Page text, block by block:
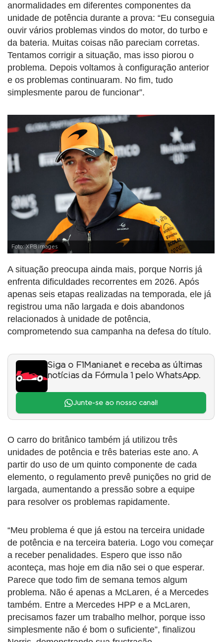
anormalidades em diferentes componentes da
unidade de potência durante a prova: “Eu conseguia
ouvir vários problemas vindos do motor, do turbo e
da bateria. Muitas coisas não pareciam corretas.
Tentamos corrigir a situação, mas isso piorou o
problema. Depois voltamos à configuração anterior
e os problemas continuaram. No fim, tudo
simplesmente parou de funcionar”.
Foto: XPB Images
A situação preocupa ainda mais, porque Norris já
enfrenta dificuldades recorrentes em 2026. Após
apenas seis etapas realizadas na temporada, ele já
registrou uma não largada e dois abandonos
relacionados à unidade de potência,
comprometendo sua campanha na defesa do título.
Siga o F1Mania.net e receba as últimas
notícias da Fórmula 1 pelo WhatsApp.
Junte-se ao nosso canal!
O carro do britânico também já utilizou três
unidades de potência e três baterias este ano. A
partir do uso de um quinto componente de cada
elemento, o regulamento prevê punições no grid de
largada, aumentando a pressão sobre a equipe
para resolver os problemas rapidamente.
“Meu problema é que já estou na terceira unidade
de potência e na terceira bateria. Logo vou começar
a receber penalidades. Espero que isso não
aconteça, mas hoje em dia não sei o que esperar.
Parece que todo fim de semana temos algum
problema. Não é apenas a McLaren, é a Mercedes
também. Entre a Mercedes HPP e a McLaren,
precisamos fazer um trabalho melhor, porque isso
simplesmente não é bom o suficiente”, finalizou